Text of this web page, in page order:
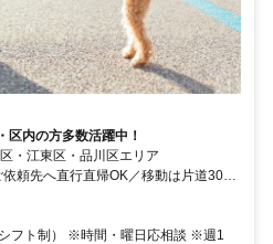
区内の方多数活躍中！
・江東区・品川区エリア
頼先へ直行直帰OK／移動は片道30分
フト制） ※時間・曜日応相談 ※週1